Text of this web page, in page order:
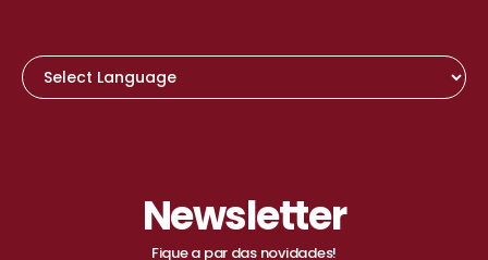
Newsletter
Fique a par das novidades!